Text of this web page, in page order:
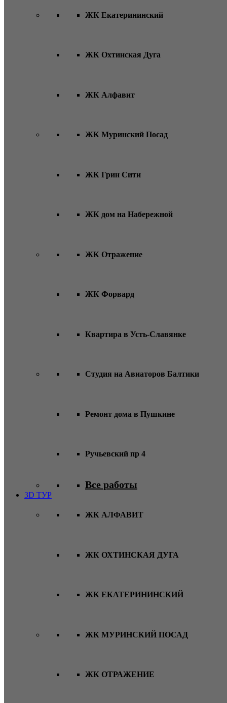
ЖК Екатерининский
ЖК Охтинская Дуга
ЖК Алфавит
ЖК Муринский Посад
ЖК Грин Сити
ЖК дом на Набережной
ЖК Отражение
ЖК Форвард
Квартира в Усть-Славянке
Студия на Авиаторов Балтики
Ремонт дома в Пушкине
Ручьевский пр 4
Все работы
3D ТУР
ЖК АЛФАВИТ
ЖК ОХТИНСКАЯ ДУГА
ЖК ЕКАТЕРИНИНСКИЙ
ЖК МУРИНСКИЙ ПОСАД
ЖК ОТРАЖЕНИЕ